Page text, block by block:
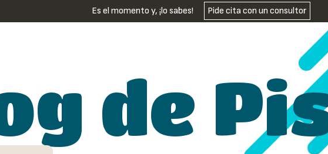
Es el momento y, ¡lo sabes! Pide cita con un consultor
de